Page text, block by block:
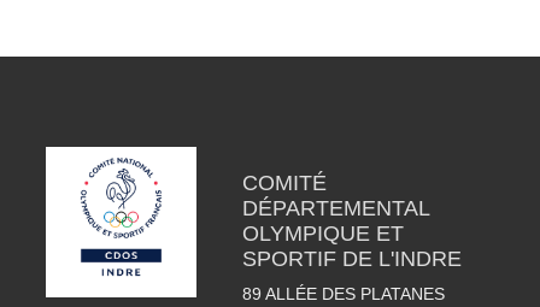
COMITÉ
DÉPARTEMENTAL
OLYMPIQUE ET
SPORTIF DE L'INDRE
89 ALLÉE DES PLATANES